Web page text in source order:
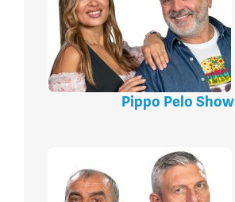
Pippo Pelo Show